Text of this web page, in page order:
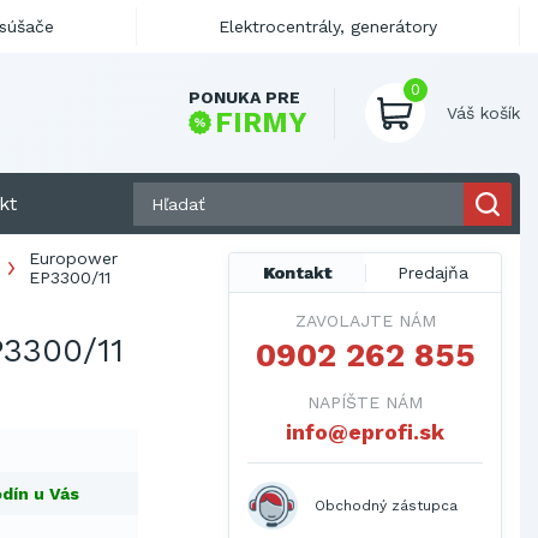
PONUKA PRE
FIRMY
0
Váš košík
Europower
EP3300/11
11
u Vás
Kontakt Predajňa
ZAVOLAJTE NÁM
0902 262 855
NAPÍŠTE NÁM
info@eprofi.sk
Obchodný zástupca
Elektrocentrály, generátory